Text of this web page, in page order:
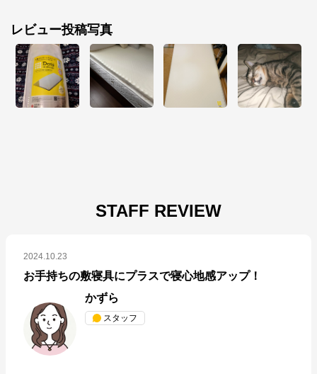
レビュー投稿写真
STAFF REVIEW
2024.10.23
お手持ちの敷寝具にプラスで寝心地感アップ！
かずら
スタッフ